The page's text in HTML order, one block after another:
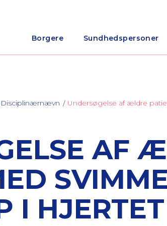
Borgere Sundhedspersoner
Disciplinærnævn Undersøgelse af ældre
AF
I HJERTET